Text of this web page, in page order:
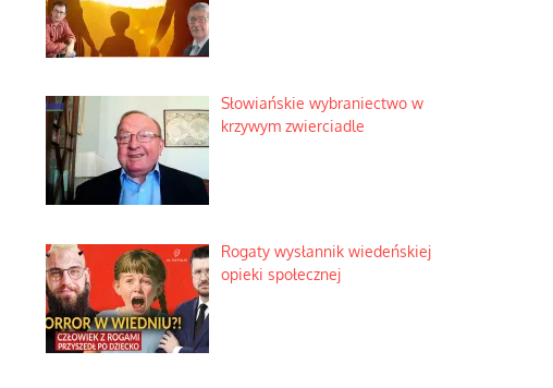
Słowiańskie wybraniectwo w
krzywym zwierciadle
Rogaty wysłannik wiedeńskiej
opieki społecznej